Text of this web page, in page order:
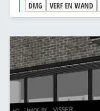
DMG
VERF EN WAND